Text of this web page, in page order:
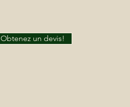
Obtenez un devis!